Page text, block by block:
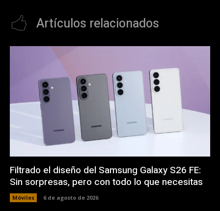
Artículos relacionados
Filtrado el diseño del Samsung Galaxy S26 FE:
Sin sorpresas, pero con todo lo que necesitas
Móviles 6 de agosto de 2026